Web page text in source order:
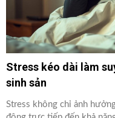
Stress kéo dài làm
sinh sản
Stress không chỉ ảnh